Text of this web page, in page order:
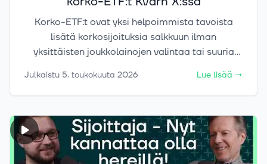
Korko-ETF:t ovat yksi helpoimmista tavoista
lisätä korkosijoituksia salkkuun ilman
yksittäisten joukkolainojen valintaa tai suuria
löytyvät samalta alustalta osakkeiden, ETF:ien,
kryptojen ja kullan rinnalta, jolloin sijoittaja voi
salkkukokonaisuutta. Tässä artikkelissa käymme
läpi, mitä korko-ETF:t ovat, millaisia
vaihtoehtoja Kvarn X:n valikoima tarjoaa ja mitä
Julkaistu 5. toukokuuta 2026 Lue lisää →